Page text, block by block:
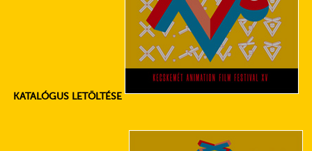
KATALÓGUS LETÖLTÉSE